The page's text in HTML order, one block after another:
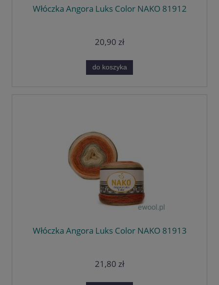
Włóczka Angora Luks Color NAKO 81912
20,90 zł
do koszyka
Włóczka Angora Luks Color NAKO 81913
21,80 zł